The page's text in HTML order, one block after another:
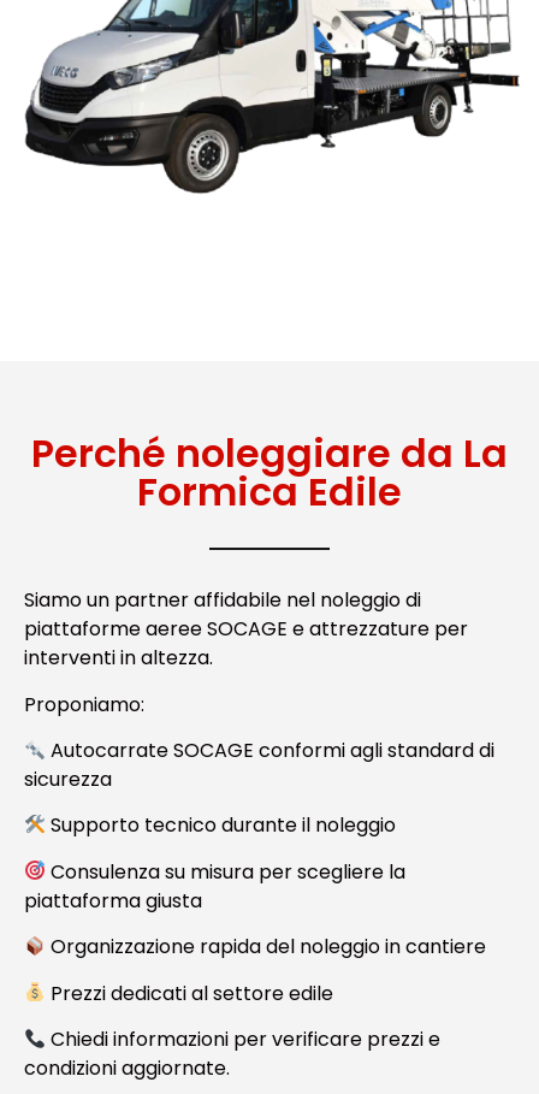
Perché noleggiare da La
Formica Edile
Siamo un partner affidabile nel noleggio di
piattaforme aeree SOCAGE e attrezzature per
interventi in altezza.
Proponiamo:
Autocarrate SOCAGE conformi agli standard di
sicurezza
Supporto tecnico durante il noleggio
Consulenza su misura per scegliere la
piattaforma giusta
Organizzazione rapida del noleggio in cantiere
Prezzi dedicati al settore edile
Chiedi informazioni per verificare prezzi e
condizioni aggiornate.